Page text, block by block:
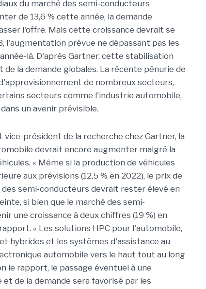
du marché des semi-conducteurs
de 13,6 % cette année, la demande
l'offre. Mais cette croissance devrait se
l'augmentation prévue ne dépassant pas les
là. D'après Gartner, cette stabilisation
la demande globales. La récente pénurie de
de nombreux secteurs,
secteurs comme l'industrie automobile,
un avenir prévisible.
président de la recherche chez Gartner, la
devrait encore augmenter malgré la
« Même si la production de véhicules
aux prévisions (12,5 % en 2022), le prix de
semi-conducteurs devrait rester élevé en
si bien que le marché des semi-
une croissance à deux chiffres (19 %) en
« Les solutions HPC pour l'automobile,
hybrides et les systèmes d'assistance au
automobile vers le haut tout au long
le rapport, le passage éventuel à une
de la demande sera favorisé par les